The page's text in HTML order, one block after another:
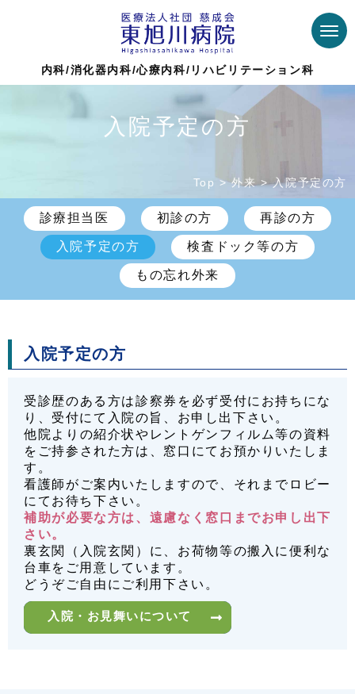
内科/消化器内科/心療内科/リハビリテーション科
入院予定の方
Top >外来 >入院予定の方
診療担当医 初診の方 再診の方
入院予定の方 検査ドック等の方
もの忘れ外来
入院予定の方
受診歴のある方は診察券を必ず受付にお持ちにな
り、受付にて入院の旨、お申し出下さい。
他院よりの紹介状やレントゲンフィルム等の資料
をご持参された方は、窓口にてお預かりいたしま
す。
看護師がご案内いたしますので、それまでロビー
にてお待ち下さい。
補助が必要な方は、遠慮なく窓口までお申し出下
さい。
裏玄関（入院玄関）に、お荷物等の搬入に便利な
台車をご用意しています。
どうぞご自由にご利用下さい。
入院・お見舞いについて